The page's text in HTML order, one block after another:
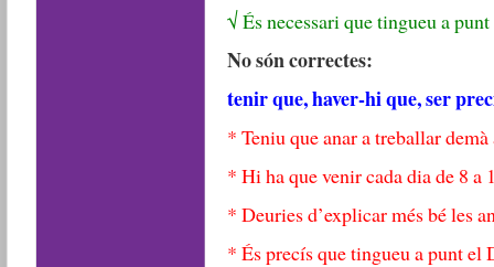
√ És necessari que tingueu a
No són correctes:
tenir que, haver-hi que, ser
* Teniu que anar a treballar
* Hi ha que venir cada dia de 8 a
* Deuries d’explicar més bé les
* És precís que tingueu a punt el